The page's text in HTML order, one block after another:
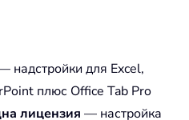
надстройки для Excel,
плюс Office Tab Pro
лицензия — настройка